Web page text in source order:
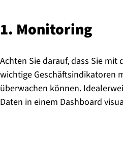
1. Monitoring
Achten Sie darauf, dass Sie mit
wichtige Geschäftsindikatoren
überwachen können.
Daten in einem Dashboard